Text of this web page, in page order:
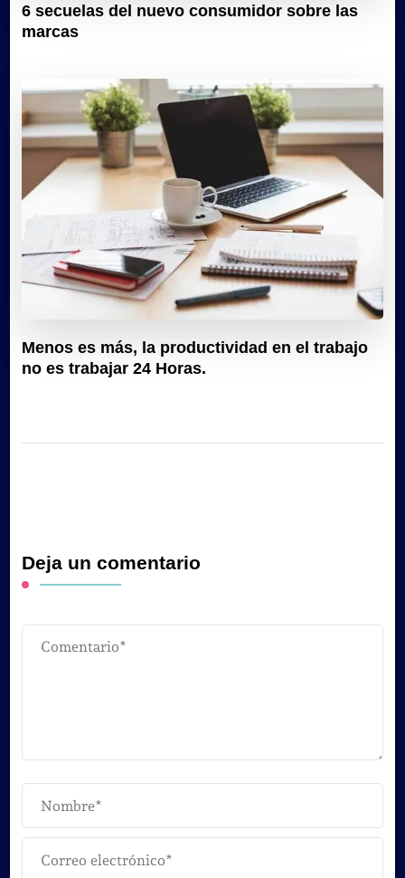
6 secuelas del nuevo consumidor sobre las
marcas
Menos es más, la productividad en el trabajo
no es trabajar 24 Horas.
Deja un comentario